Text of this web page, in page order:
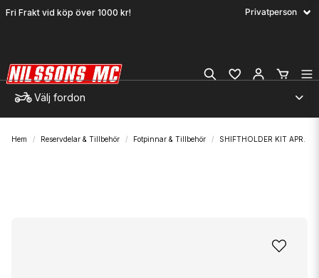
Fri Frakt vid köp över 1000 kr!
Välj fordon
Hem Reservdelar & Tillbehör Fotpinnar & Tillbehör SHIFTHOLDER KIT APR.